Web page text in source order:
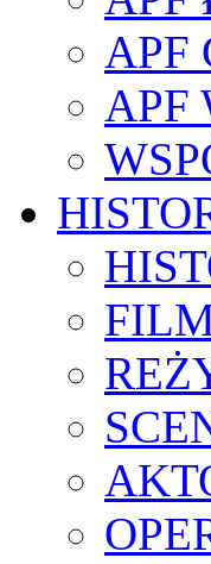
APF
APF